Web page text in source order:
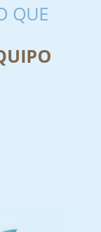
QUE